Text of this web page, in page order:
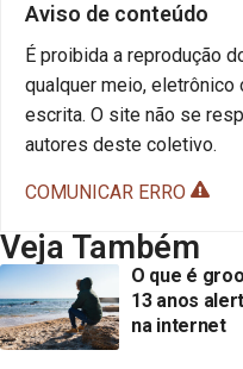
Aviso de conteúdo
É proibida a reprodução
qualquer meio,
escrita. O site não se
autores deste coletivo.
COMUNICAR ERRO
Veja Também
O que é
13 anos
na internet